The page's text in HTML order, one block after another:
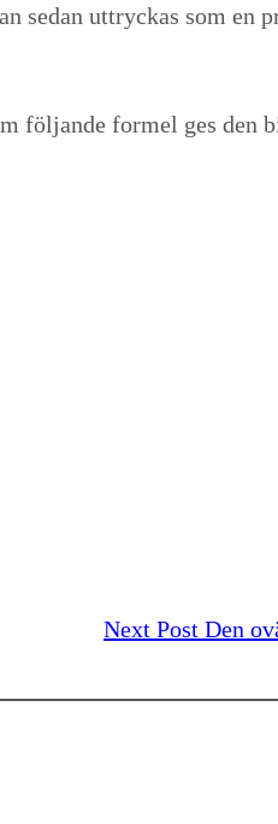
uttryckas som en
följande formel ges den
Next Post Den